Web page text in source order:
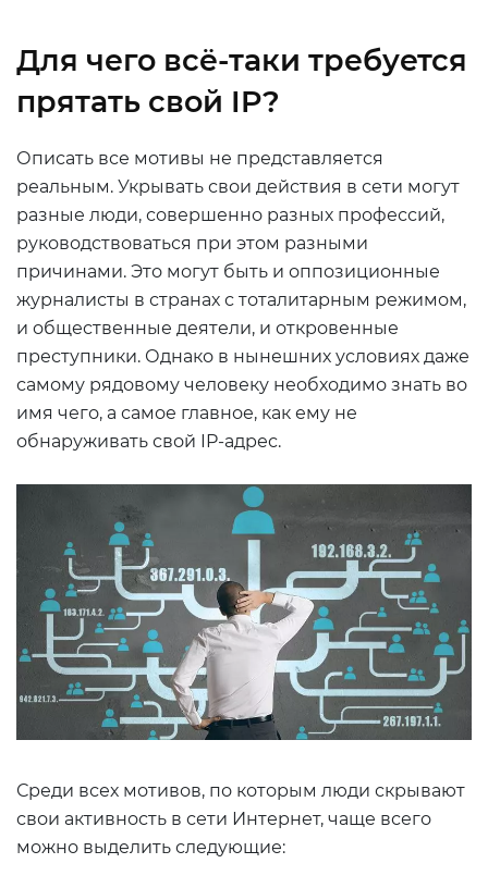
Для чего всё-таки требуется
прятать свой IP?
Описать все мотивы не представляется
реальным. Укрывать свои действия в сети могут
разные люди, совершенно разных профессий,
руководствоваться при этом разными
причинами. Это могут быть и оппозиционные
журналисты в странах с тоталитарным режимом,
и общественные деятели, и откровенные
преступники. Однако в нынешних условиях даже
самому рядовому человеку необходимо знать во
имя чего, а самое главное, как ему не
обнаруживать свой IP-адрес.
Среди всех мотивов, по которым люди скрывают
свои активность в сети Интернет, чаще всего
можно выделить следующие: